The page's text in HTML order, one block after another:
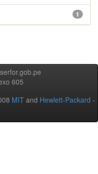
1
605
MIT and Hewlett-Packard -